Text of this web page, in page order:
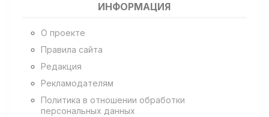
ИНФОРМАЦИЯ
О проекте
Правила сайта
Редакция
Рекламодателям
Политика в отношении обработки
персональных данных